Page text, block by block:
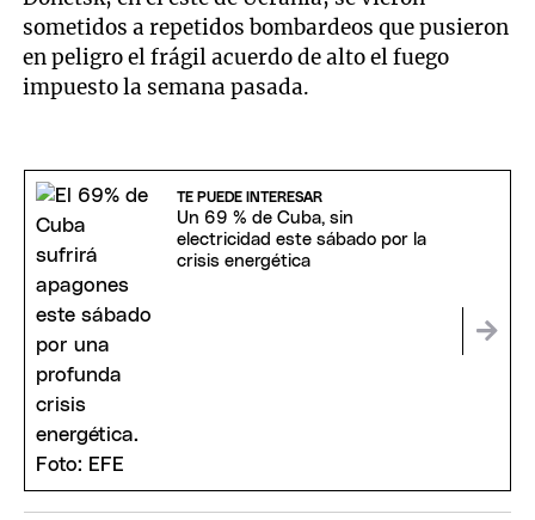
sometidos a repetidos bombardeos que pusieron
en peligro el frágil acuerdo de alto el fuego
impuesto la semana pasada.
TE PUEDE INTERESAR
Un 69 % de Cuba, sin
electricidad este sábado por la
crisis energética